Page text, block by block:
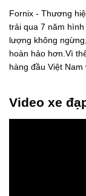
Fornix - Thương
trải qua 7 năm
lượng không
hoàn hảo hơn.Vì
hàng đầu Việt
Video xe